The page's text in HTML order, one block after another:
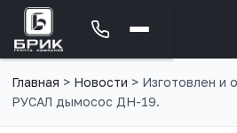
Главная > Новости > Изготовлен и
РУСАЛ дымосос ДН-19.